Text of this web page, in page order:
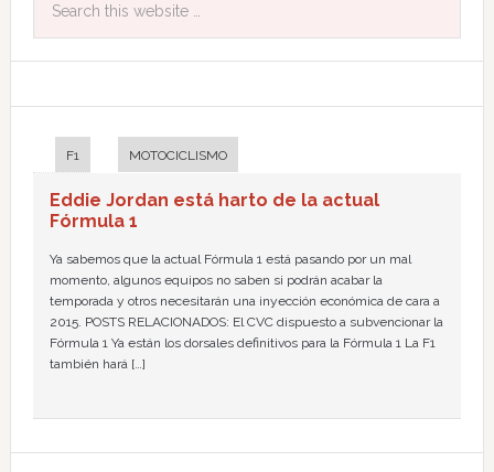
F1 MOTOCICLISMO
Eddie Jordan está harto de la actual
Fórmula 1
Ya sabemos que la actual Fórmula 1 está pasando por un mal
momento, algunos equipos no saben si podrán acabar la
temporada y otros necesitarán una inyección económica de cara a
2015. POSTS RELACIONADOS: El CVC dispuesto a subvencionar la
Fórmula 1 Ya están los dorsales definitivos para la Fórmula 1 La F1
también hará […]